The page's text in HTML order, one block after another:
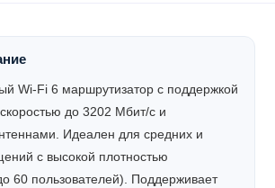
Wi-Fi 6 маршрутизатор с поддержкой
до 3202 Мбит/с и
Идеален для средних и
с высокой плотностью
60 пользователей). Поддерживает